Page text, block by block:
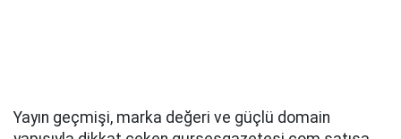
Yayın geçmişi, marka değeri ve güçlü domain